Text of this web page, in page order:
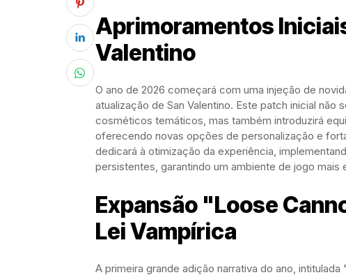
Aprimoramentos
Valentino
O ano de 2026 começará com uma injeção de
atualização de San Valentino. Este patch inicial não
cosméticos temáticos, mas também introduzirá
oferecendo novas opções de personalização e
dedicará à otimização da experiência,
persistentes, garantindo um ambiente de jogo
Expansão "Loose
Lei Vampírica
A primeira grande adição narrativa do ano,